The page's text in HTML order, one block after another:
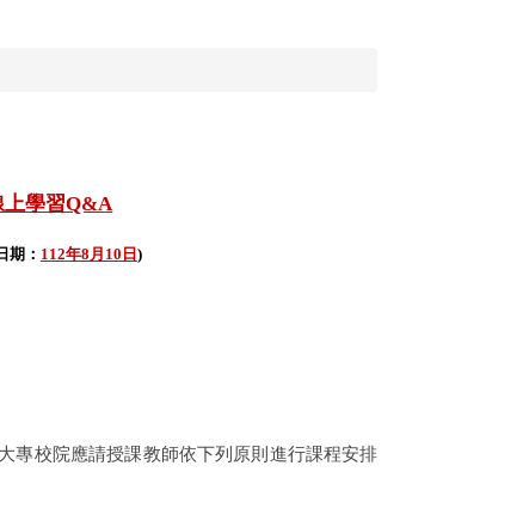
上學習Q&A
期： 112年8月10日 )
專校院應請授課教師依下列原則進行課程安排